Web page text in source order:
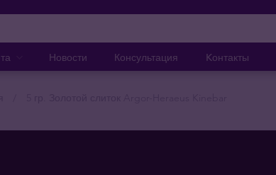
Новости Консультация Kонтакты